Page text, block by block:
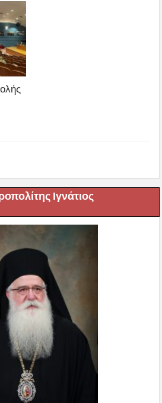
Ιγνάτιος